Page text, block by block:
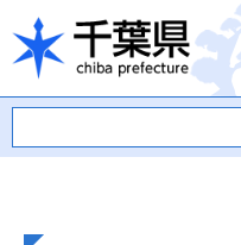
千葉県